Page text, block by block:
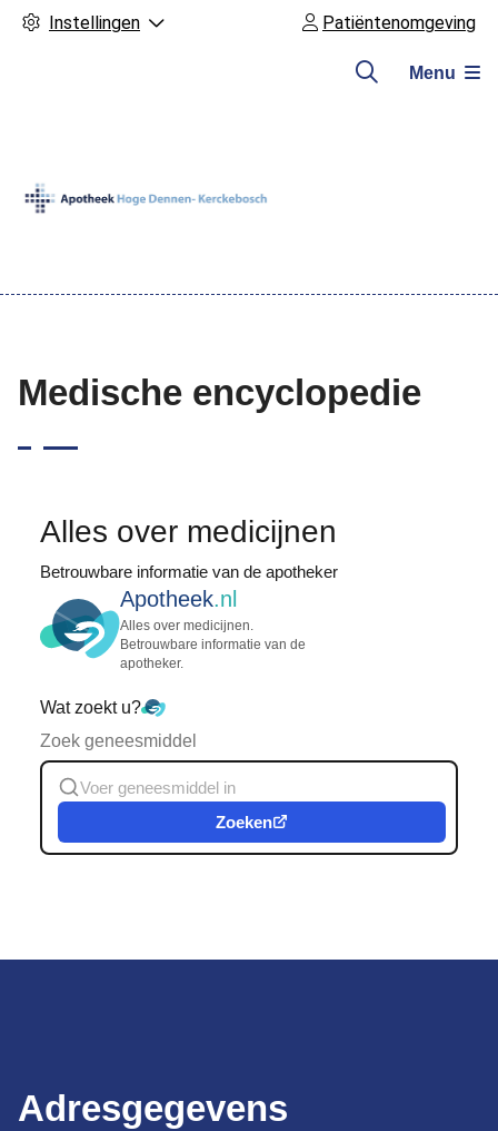
Instellingen Patiëntenomgeving
Menu
Medische encyclopedie
Alles over medicijnen
Betrouwbare informatie van de apotheker
Apotheek.nl
Alles over medicijnen.
Betrouwbare informatie van de
apotheker.
Wat zoekt u?
Zoek geneesmiddel
Zoeken
Adresgegevens